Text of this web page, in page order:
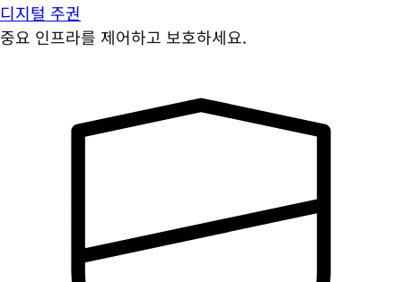
디지털 주권
중요 인프라를 제어하고 보호하세요.